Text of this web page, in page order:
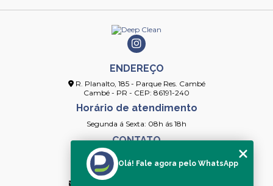
ENDEREÇO
R. Planalto, 185 - Parque Res. Cambé
Cambé - PR - CEP: 86191-240
Horário de atendimento
Segunda á Sexta: 08h ás 18h
CONTATO
(43) 3253-4154
(43) 99912-2091
Olá! Fale agora pelo WhatsApp